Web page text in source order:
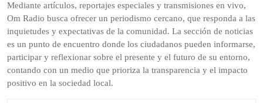
Mediante artículos, reportajes especiales y transmisiones en vivo,
Om Radio busca ofrecer un periodismo cercano, que responda a las
inquietudes y expectativas de la comunidad. La sección de noticias
es un punto de encuentro donde los ciudadanos pueden informarse,
participar y reflexionar sobre el presente y el futuro de su entorno,
contando con un medio que prioriza la transparencia y el impacto
positivo en la sociedad local.